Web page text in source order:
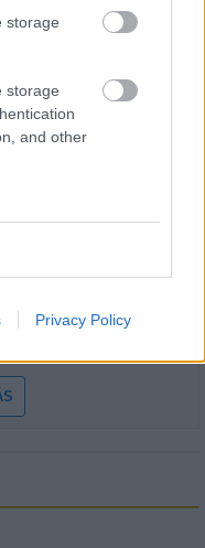
storage
storage
and other
Privacy Policy
azadatvédelmi